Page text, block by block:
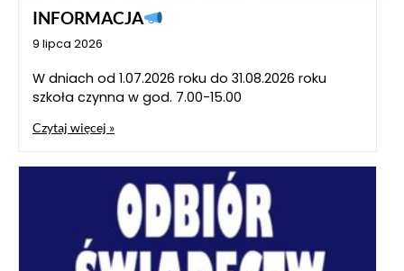
INFORMACJA
9 lipca 2026
W dniach od 1.07.2026 roku do 31.08.2026 roku
szkoła czynna w god. 7.00-15.00
Czytaj więcej »